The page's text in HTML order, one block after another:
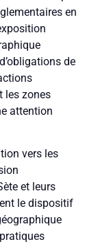
en
de
les zones
attention
vers les
et leurs
le dispositif